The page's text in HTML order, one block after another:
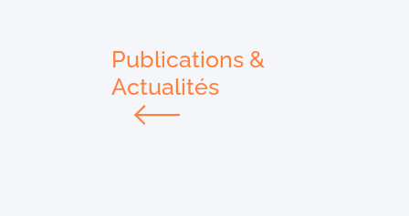
Publications &
Actualités